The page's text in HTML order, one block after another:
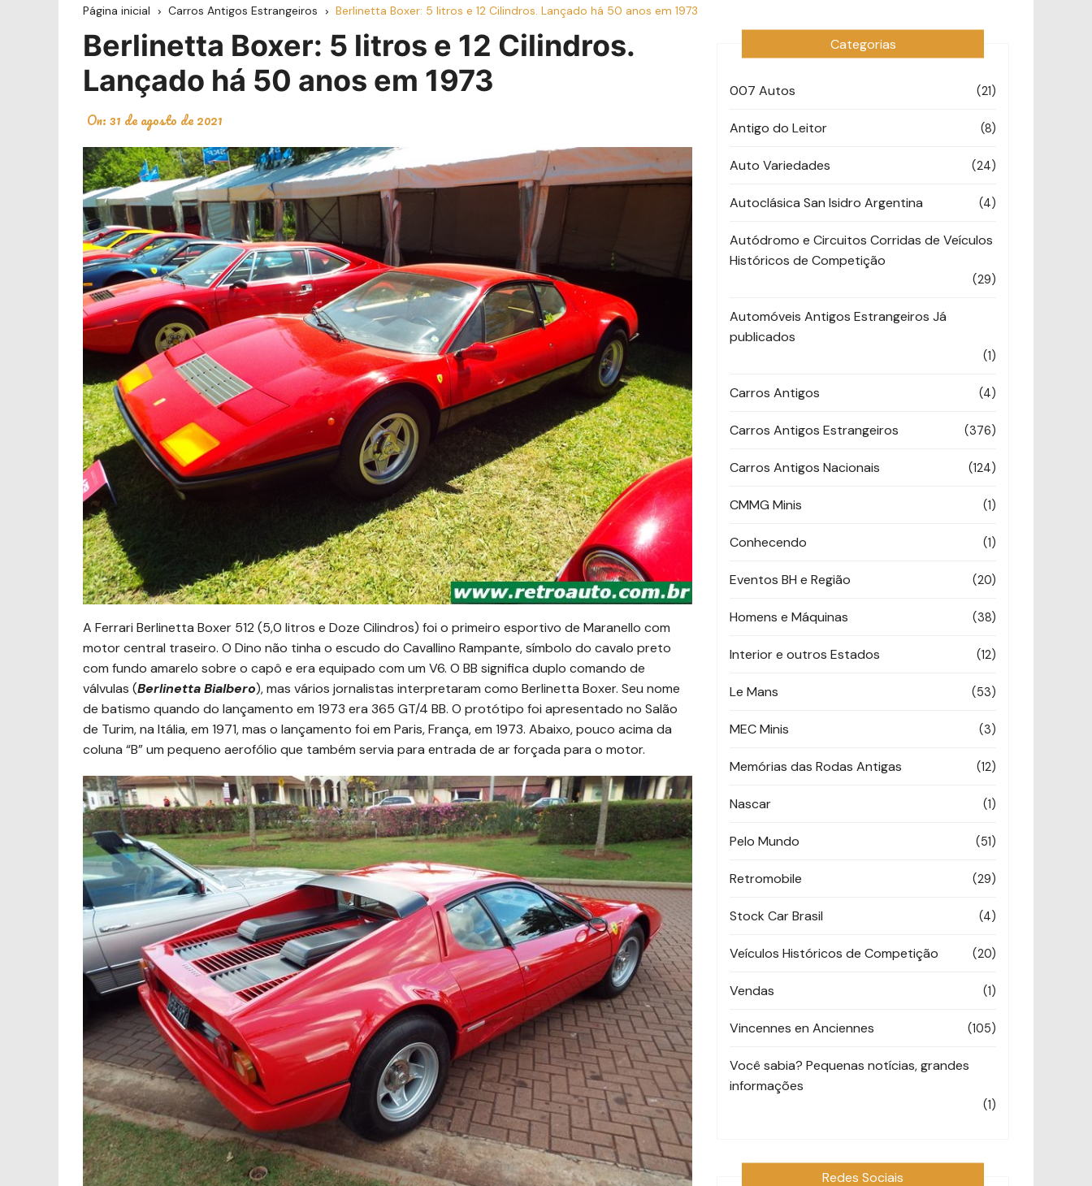
Página inicial Carros Antigos Estrangeiros Berlinetta Boxer: 5 litros e 12 Cilindros. Lançado há 50 anos em 1973
Berlinetta Boxer: 5 litros e 12 Cilindros.
Lançado há 50 anos em 1973
On:31 de agosto de 2021
A Ferrari Berlinetta Boxer 512 (5,0 litros e Doze Cilindros) foi o primeiro esportivo de Maranello com
motor central traseiro. O Dino não tinha o escudo do Cavallino Rampante, símbolo do cavalo preto
com fundo amarelo sobre o capô e era equipado com um V6. O BB significa duplo comando de
válvulas (Berlinetta Bialbero), mas vários jornalistas interpretaram como Berlinetta Boxer. Seu nome
de batismo quando do lançamento em 1973 era 365 GT/4 BB. O protótipo foi apresentado no Salão
de Turim, na Itália, em 1971, mas o lançamento foi em Paris, França, em 1973. Abaixo, pouco acima da
coluna “B” um pequeno aerofólio que também servia para entrada de ar forçada para o motor.
Categorias
007 Autos (21)
Antigo do Leitor (8)
Auto Variedades (24)
Autoclásica San Isidro Argentina (4)
Autódromo e Circuitos Corridas de Veículos
Históricos de Competição
(29)
Automóveis Antigos Estrangeiros Já
publicados
(1)
Carros Antigos (4)
Carros Antigos Estrangeiros (376)
Carros Antigos Nacionais (124)
CMMG Minis (1)
Conhecendo (1)
Eventos BH e Região (20)
Homens e Máquinas (38)
Interior e outros Estados (12)
Le Mans (53)
MEC Minis (3)
Memórias das Rodas Antigas (12)
Nascar (1)
Pelo Mundo (51)
Retromobile (29)
Stock Car Brasil (4)
Veículos Históricos de Competição (20)
Vendas (1)
Vincennes en Anciennes (105)
Você sabia? Pequenas notícias, grandes
informações
(1)
Redes Sociais